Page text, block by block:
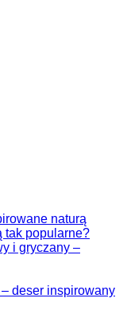
naturą
tak popularne?
i gryczany –
deser inspirowany